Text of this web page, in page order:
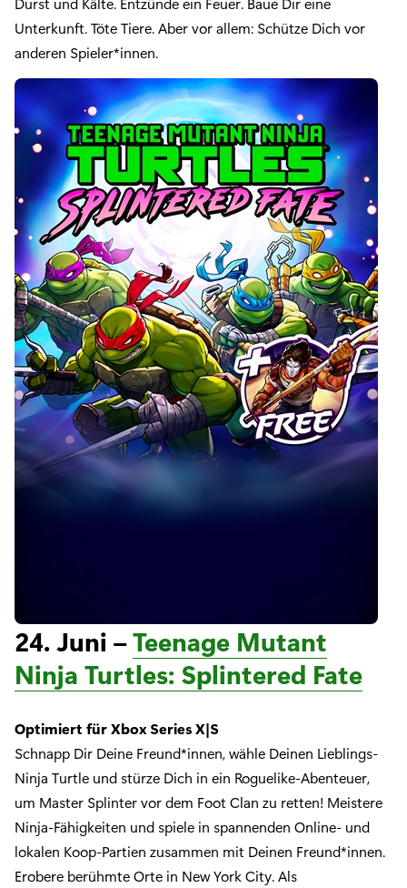
Unterkunft. Töte Tiere. Aber vor allem: Schütze Dich vor
anderen Spieler*innen.
24. Juni –Teenage Mutant
Ninja Turtles: Splintered Fate
Optimiert für Xbox Series X|S
Schnapp Dir Deine Freund*innen, wähle Deinen Lieblings-
Ninja Turtle und stürze Dich in ein Roguelike-Abenteuer,
um Master Splinter vor dem Foot Clan zu retten! Meistere
Ninja-Fähigkeiten und spiele in spannenden Online- und
lokalen Koop-Partien zusammen mit Deinen Freund*innen.
Erobere berühmte Orte in New York City. Als